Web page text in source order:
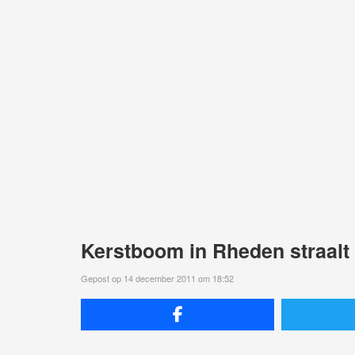
Kerstboom in Rheden straalt
Gepost op 14 december 2011 om 18:52